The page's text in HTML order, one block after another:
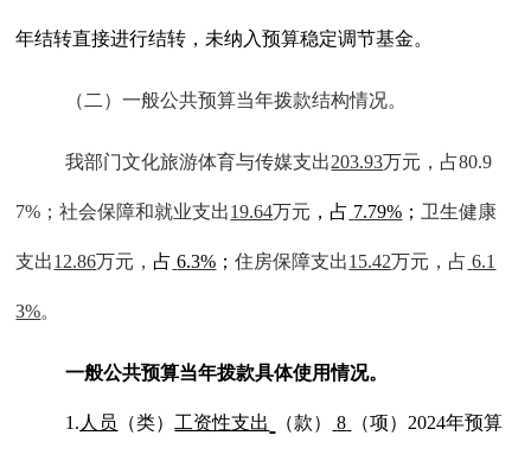
年结转直接进行结转，未纳入预算稳定调节基金。
（二）一般公共预算当年拨款结构情况。
我部门文化旅游体育与传媒支出203.93万元 ， 占80.9
7%；社会保障和就业支出19.64万元 ，占 7.79% ； 卫生健康
支出12.86万元， 占 6.3% ；住房保障支出15.42万元，占 6.1
3%。
一般公共预算当年拨款具体使用情况。
1. 人员 （类） 工资性支出 （款） 8 （项） 2024年预算